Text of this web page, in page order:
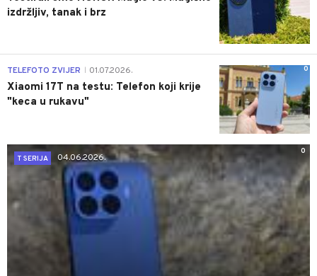
izdržljiv, tanak i brz
0
TELEFOTO ZVIJER 01.07.2026.
Xiaomi 17T na testu: Telefon koji krije
"keca u rukavu"
0
T SERIJA
04.06.2026.